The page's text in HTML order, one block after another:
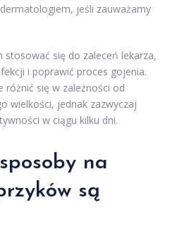
jeśli zauważamy
stosować się do zaleceń lekarza,
i poprawić proces gojenia.
różnić się w zależności od
wielkości, jednak zazwyczaj
w ciągu kilku dni.
na
są